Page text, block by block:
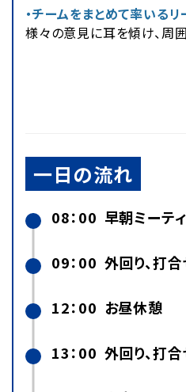
・チームをまとめて率いる
様々の意見に耳を傾け、周
一日の流れ
08：00 早朝ミーテ
09：00 外回り、打
12：00 お昼休憩
13：00 外回り、打